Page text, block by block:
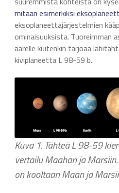
mitään esimerkiksi
eksoplaneettajärjestelmien
ominaisuuksista. Tuoreimman
äärelle kuitenkin tarjoaa
kiviplaneetta L 98-59 b.
Kuva 1. Tähteä L 98-59
vertailu Maahan ja
on kooltaan Maan ja